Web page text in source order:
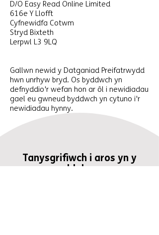
D/O Easy Read Online Limited
616e Y Llofft
Cyfnewidfa Cotwm
Stryd Bixteth
Lerpwl L3 9LQ
Gallwn newid y Datganiad Preifatrwydd
hwn unrhyw bryd. Os byddwch yn
defnyddio'r wefan hon ar ôl i newidiadau
gael eu gwneud byddwch yn cytuno i'r
newidiadau hynny.
Tanysgrifiwch i aros yn y
ddolen